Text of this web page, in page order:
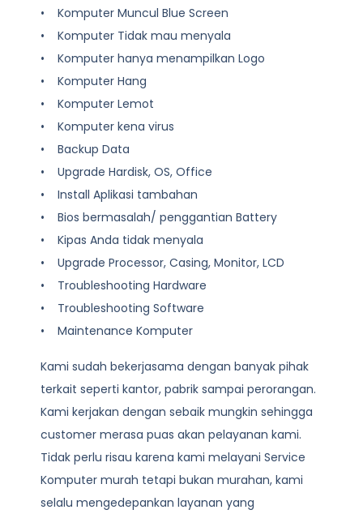
• Komputer Muncul Blue Screen
• Komputer Tidak mau menyala
• Komputer hanya menampilkan Logo
• Komputer Hang
• Komputer Lemot
• Komputer kena virus
• Backup Data
• Upgrade Hardisk, OS, Office
• Install Aplikasi tambahan
• Bios bermasalah/ penggantian Battery
• Kipas Anda tidak menyala
• Upgrade Processor, Casing, Monitor, LCD
• Troubleshooting Hardware
• Troubleshooting Software
• Maintenance Komputer
Kami sudah bekerjasama dengan banyak pihak
terkait seperti kantor, pabrik sampai perorangan.
Kami kerjakan dengan sebaik mungkin sehingga
customer merasa puas akan pelayanan kami.
Tidak perlu risau karena kami melayani Service
Komputer murah tetapi bukan murahan, kami
selalu mengedepankan layanan yang